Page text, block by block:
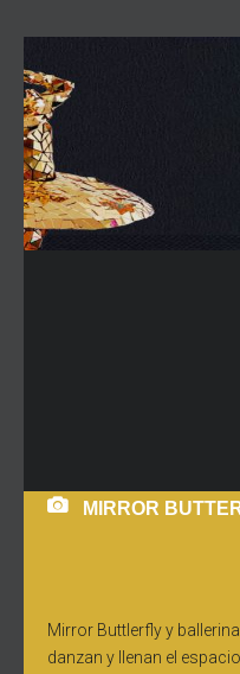
MIRROR
Mirror Buttlerfly y
danzan y llenan el